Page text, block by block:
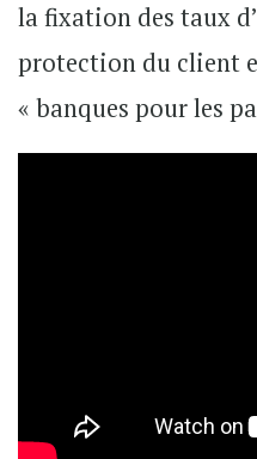
la fixation des taux
protection du client
« banques pour les